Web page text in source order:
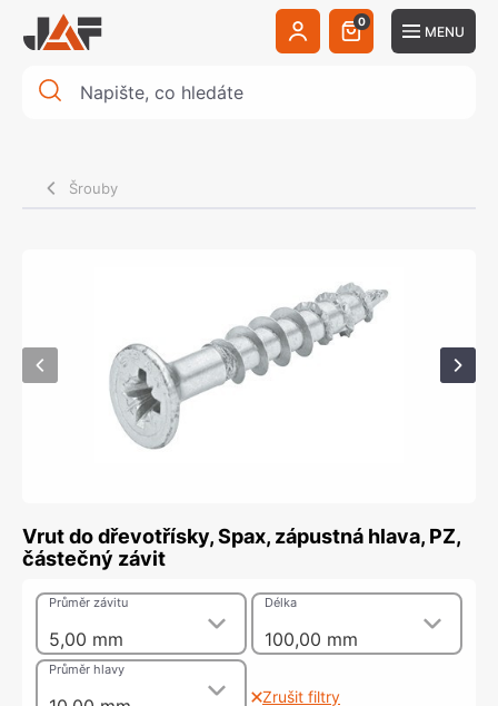
0
MENU
Šrouby
Vrut do dřevotřísky, Spax, zápustná hlava, PZ,
částečný závit
5,00 mm
Průměr závitu
100,00 mm
Délka
Průměr hlavy
Zrušit filtry